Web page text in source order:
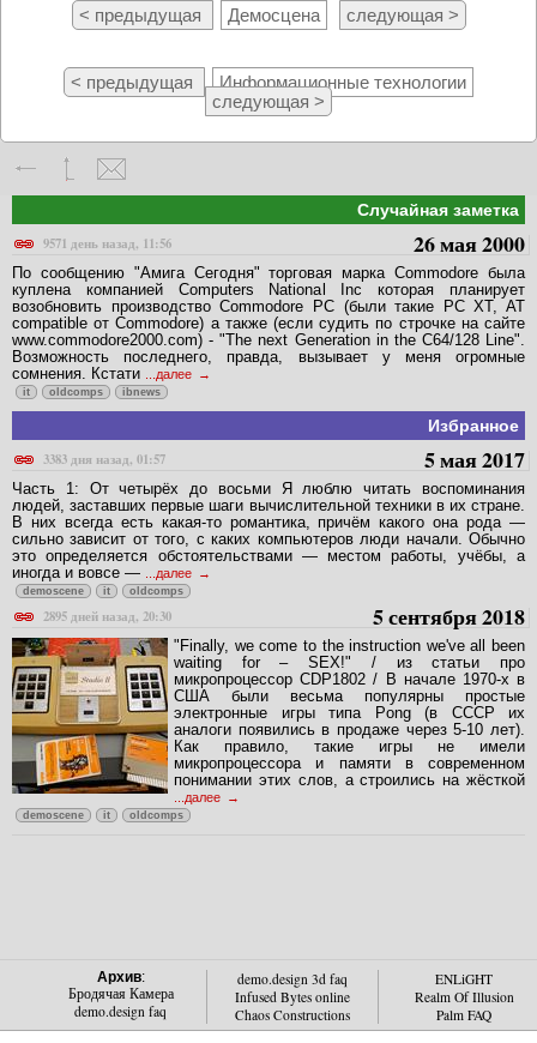
< предыдущая Демосцена следующая >
< предыдущая
Информационные технологии
следующая >
Случайная заметка
9571 день назад, 11:56
26 мая 2000
По сообщению "Амига Сегодня" торговая марка Commodore была
куплена компанией Computers National Inc которая планирует
возобновить производство Commodore PC (были такие PC XT, AT
compatible от Commodore) а также (если судить по строчке на сайте
www.commodore2000.com) - "The next Generation in the C64/128 Line".
Возможность последнего, правда, вызывает у меня огромные
сомнения. Кстати
...далее
it oldcomps ibnews
Избранное
3383 дня назад, 01:57
5 мая 2017
Часть 1: От четырёх до восьми Я люблю читать воспоминания
людей, заставших первые шаги вычислительной техники в их стране.
В них всегда есть какая-то романтика, причём какого она рода —
сильно зависит от того, с каких компьютеров люди начали. Обычно
это определяется обстоятельствами — местом работы, учёбы, а
иногда и вовсе —
...далее
demoscene it oldcomps
2895 дней назад, 20:30 5 сентября 2018
"Finally, we come to the instruction we've all been
waiting for – SEX!" / из статьи про
микропроцессор CDP1802 / В начале 1970-х в
США были весьма популярны простые
электронные игры типа Pong (в СССР их
аналоги появились в продаже через 5-10 лет).
Как правило, такие игры не имели
микропроцессора и памяти в современном
понимании этих слов, а строились на жёсткой
...далее
demoscene it oldcomps
Архив:
Бродячая Камера
demo.design faq
demo.design 3d faq
Infused Bytes online
Chaos Constructions
ENLiGHT
Realm Of Illusion
Palm FAQ